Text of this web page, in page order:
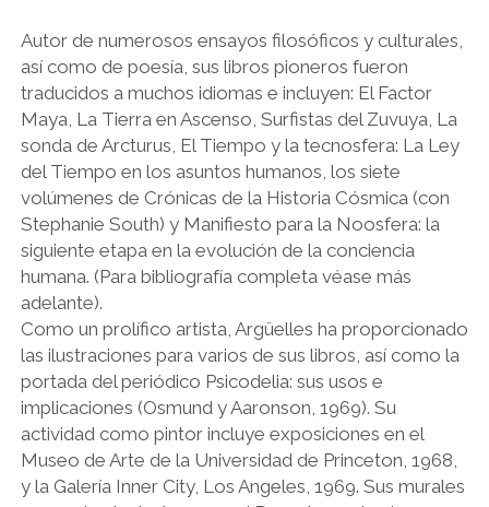
Autor de numerosos ensayos filosóficos y culturales,
así como de poesía, sus libros pioneros fueron
traducidos a muchos idiomas e incluyen: El Factor
Maya, La Tierra en Ascenso, Surfistas del Zuvuya, La
sonda de Arcturus, El Tiempo y la tecnosfera: La Ley
del Tiempo en los asuntos humanos, los siete
volúmenes de Crónicas de la Historia Cósmica (con
Stephanie South) y Manifiesto para la Noosfera: la
siguiente etapa en la evolución de la conciencia
humana. (Para bibliografía completa véase más
adelante).
Como un prolífico artista, Argüelles ha proporcionado
las ilustraciones para varios de sus libros, así como la
portada del periódico Psicodelia: sus usos e
implicaciones (Osmund y Aaronson, 1969). Su
actividad como pintor incluye exposiciones en el
Museo de Arte de la Universidad de Princeton, 1968,
y la Galería Inner City, Los Angeles, 1969. Sus murales